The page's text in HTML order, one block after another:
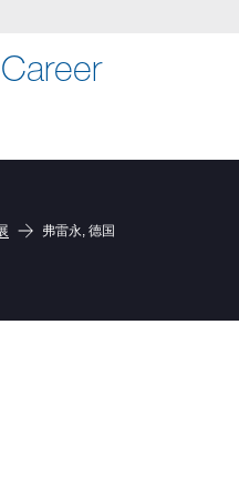
Career
弗雷永, 德国